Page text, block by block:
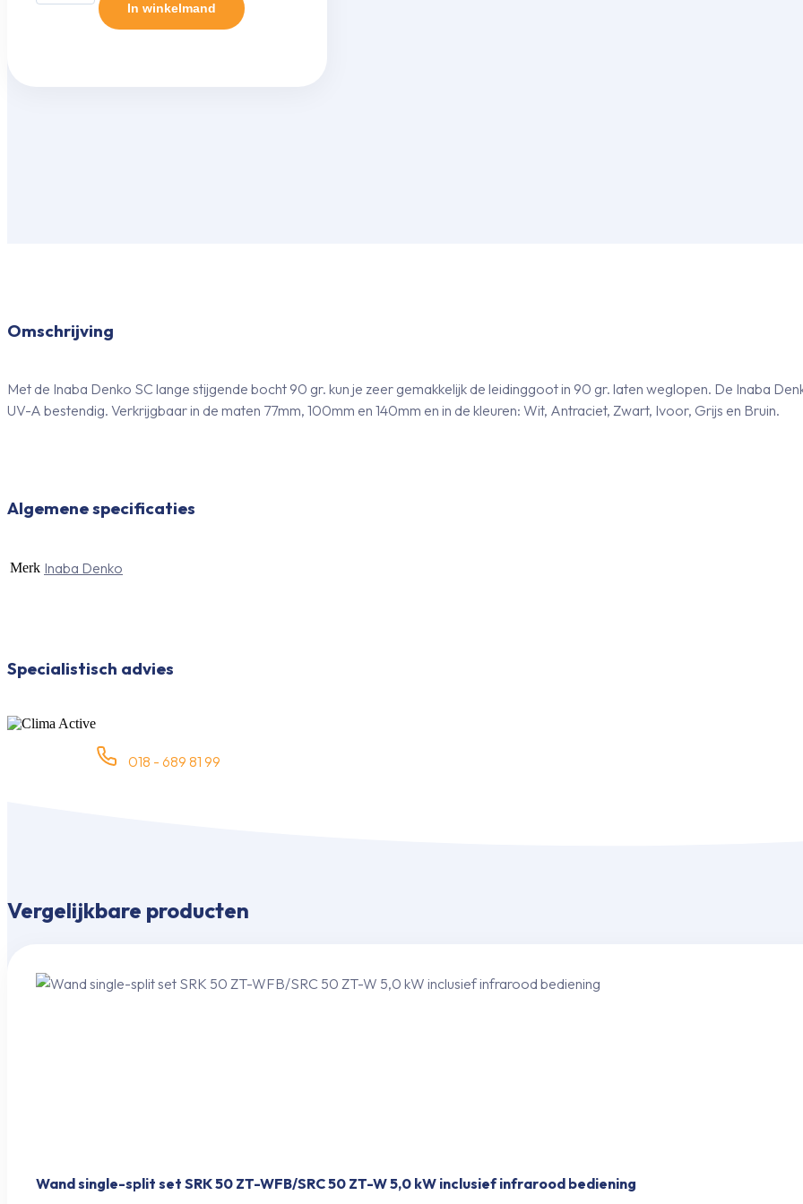
Denko
In winkelmand
Omschrijving
Met de Inaba Denko SC lange stijgende bocht 90 gr. kun je zeer gemakkelijk de leidinggoot in 90 gr. laten weglopen. De Inaba
UV-A bestendig. Verkrijgbaar in de maten 77mm, 100mm en 140mm en in de kleuren: Wit, Antraciet, Zwart, Ivoor, Grijs en Bruin.
Algemene specificaties
Merk Inaba Denko
Specialistisch advies
018 - 689 81 99
Vergelijkbare producten
Wand single-split set SRK 50 ZT-WFB/SRC 50 ZT-W 5,0 kW inclusief infrarood bediening